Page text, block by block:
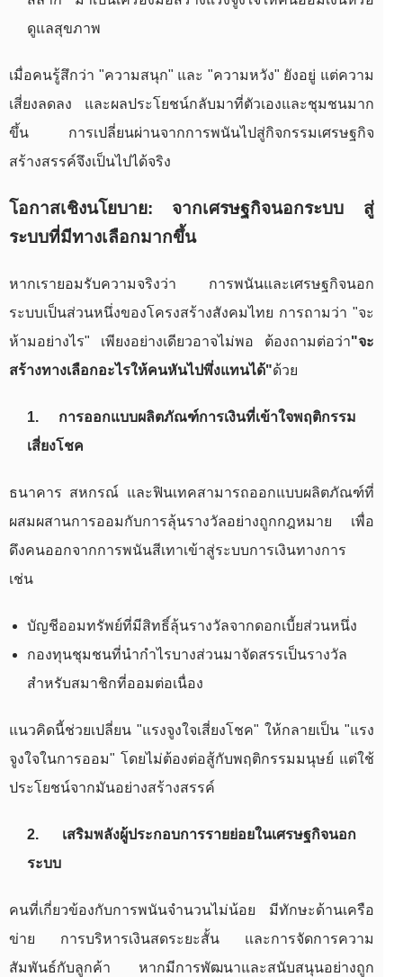
ดูแลสุขภาพ
เมื่อคนรู้สึกว่า "ความสนุก" และ "ความหวัง" ยังอยู่ แต่ความ
เสี่ยงลดลง และผลประโยชน์กลับมาที่ตัวเองและชุมชนมาก
ขึ้น การเปลี่ยนผ่านจากการพนันไปสู่กิจกรรมเศรษฐกิจ
สร้างสรรค์จึงเป็นไปได้จริง
โอกาสเชิงนโยบาย: จากเศรษฐกิจนอกระบบ สู่
ระบบที่มีทางเลือกมากขึ้น
หากเรายอมรับความจริงว่า การพนันและเศรษฐกิจนอก
ระบบเป็นส่วนหนึ่งของโครงสร้างสังคมไทย การถามว่า "จะ
ห้ามอย่างไร" เพียงอย่างเดียวอาจไม่พอ ต้องถามต่อว่า"จะ
สร้างทางเลือกอะไรให้คนหันไปพึ่งแทนได้"ด้วย
1. การออกแบบผลิตภัณฑ์การเงินที่เข้าใจพฤติกรรม
เสี่ยงโชค
ธนาคาร สหกรณ์ และฟินเทคสามารถออกแบบผลิตภัณฑ์ที่
ผสมผสานการออมกับการลุ้นรางวัลอย่างถูกกฎหมาย เพื่อ
ดึงคนออกจากการพนันสีเทาเข้าสู่ระบบการเงินทางการ
เช่น
บัญชีออมทรัพย์ที่มีสิทธิ์ลุ้นรางวัลจากดอกเบี้ยส่วนหนึ่ง
กองทุนชุมชนที่นำกำไรบางส่วนมาจัดสรรเป็นรางวัล
สำหรับสมาชิกที่ออมต่อเนื่อง
แนวคิดนี้ช่วยเปลี่ยน "แรงจูงใจเสี่ยงโชค" ให้กลายเป็น "แรง
จูงใจในการออม" โดยไม่ต้องต่อสู้กับพฤติกรรมมนุษย์ แต่ใช้
ประโยชน์จากมันอย่างสร้างสรรค์
2. เสริมพลังผู้ประกอบการรายย่อยในเศรษฐกิจนอก
ระบบ
คนที่เกี่ยวข้องกับการพนันจำนวนไม่น้อย มีทักษะด้านเครือ
ข่าย การบริหารเงินสดระยะสั้น และการจัดการความ
สัมพันธ์กับลูกค้า หากมีการพัฒนาและสนับสนุนอย่างถูก